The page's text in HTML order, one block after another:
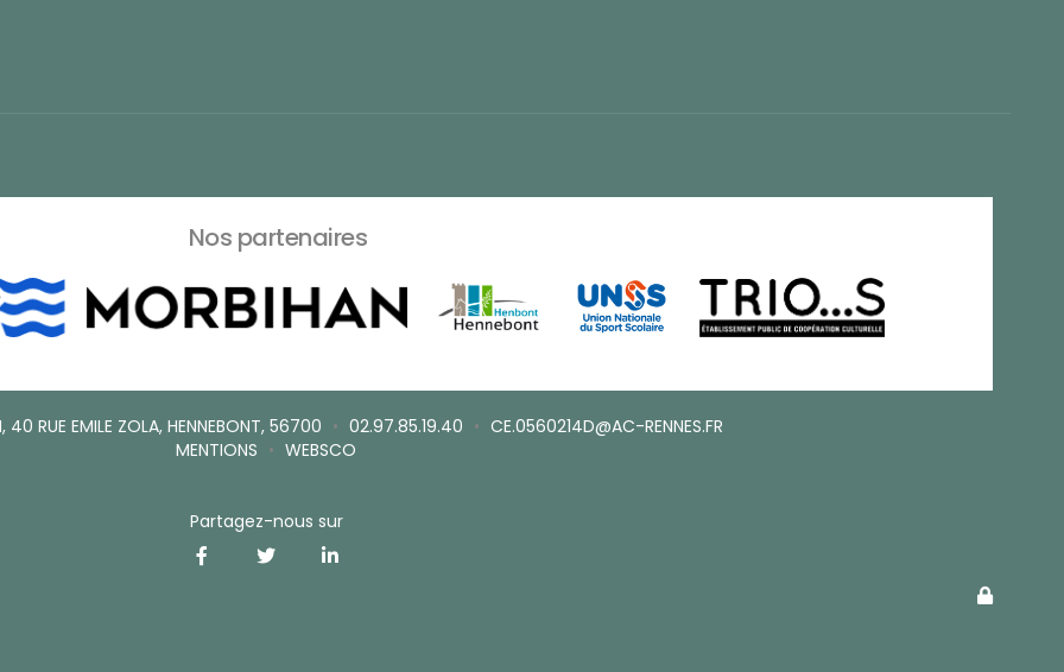
Nos partenaires
40 RUE EMILE ZOLA, HENNEBONT, 56700 • 02.97.85.19.40 • CE.0560214D@AC-RENNES.FR
MENTIONS • WEBSCO
Partagez-nous sur